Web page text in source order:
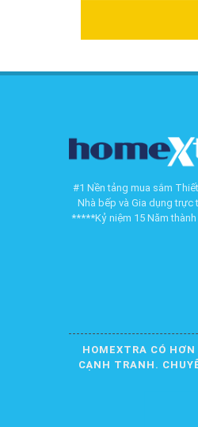
#1 Nền tảng mua sắm
Nhà bếp và Gia dụng trực
*****Kỷ niệm 15 Năm
HOMEXTRA CÓ
CẠNH TRANH.